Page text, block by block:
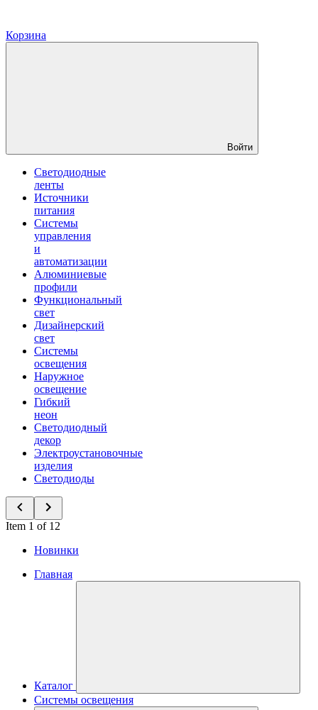
Корзина
Войти
Светодиодные
ленты
Источники
питания
Системы
управления
и
автоматизации
Алюминиевые
профили
Функциональный
свет
Дизайнерский
свет
Системы
освещения
Наружное
освещение
Гибкий
неон
Светодиодный
декор
Электроустановочные
изделия
Светодиоды
Item 1 of 12
Новинки
Главная
Каталог
Системы освещения